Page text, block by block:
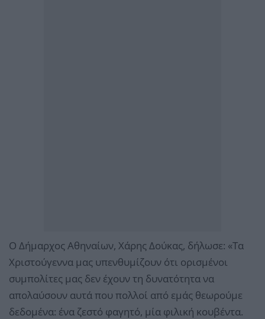
Ο Δήμαρχος Αθηναίων, Χάρης Δούκας, δήλωσε: «Τα
Χριστούγεννα μας υπενθυμίζουν ότι ορισμένοι
συμπολίτες μας δεν έχουν τη δυνατότητα να
απολαύσουν αυτά που πολλοί από εμάς θεωρούμε
δεδομένα: ένα ζεστό φαγητό, μία φιλική κουβέντα.